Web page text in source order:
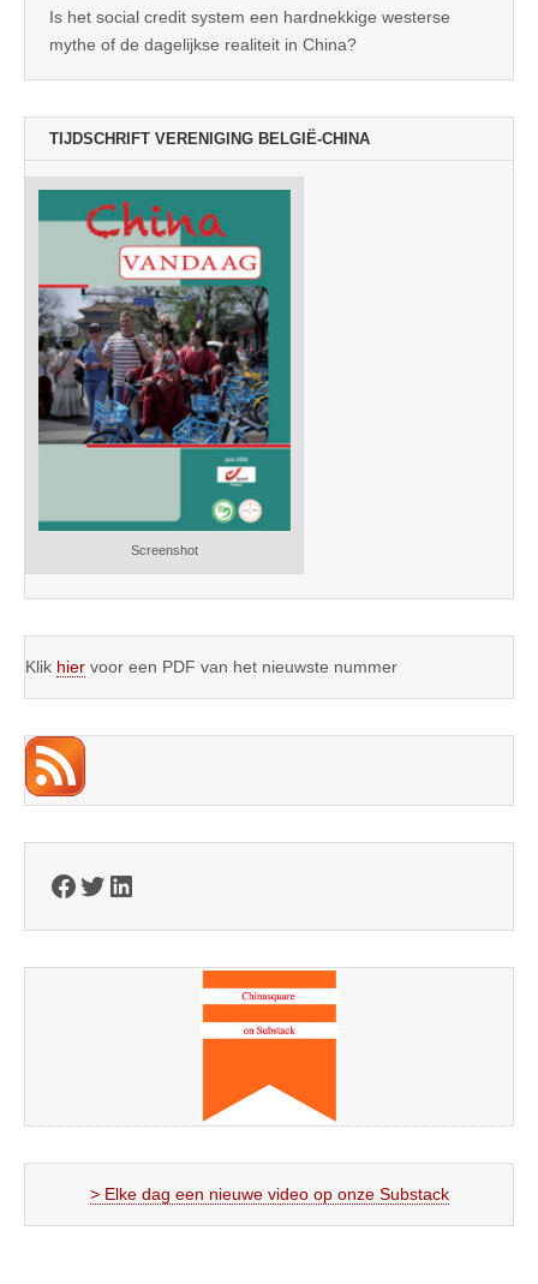
Is het social credit system een hardnekkige westerse
mythe of de dagelijkse realiteit in China?
TIJDSCHRIFT VERENIGING BELGIË-CHINA
Screenshot
Klik hier voor een PDF van het nieuwste nummer
Facebook
Twitter
LinkedIn
> Elke dag een nieuwe video op onze Substack